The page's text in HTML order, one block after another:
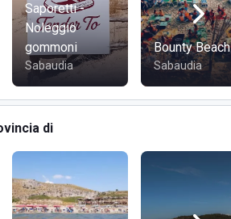
è possibile gustare aperitivi
sul Mediterraneo, accompagnato
Torre Paola. Potete prenotare il
online per assicurarvi un posto.
Torre Paola, aSabaudia
, in
Saporetti -
Noleggio
gommoni
Sabaudia
Bounty Beach
Sabaudia
di